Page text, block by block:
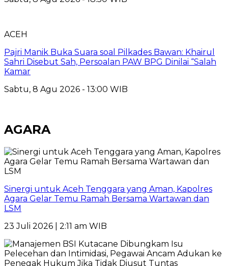
ACEH
Pajri Manik Buka Suara soal Pilkades Bawan: Khairul
Sahri Disebut Sah, Persoalan PAW BPG Dinilai “Salah
Kamar
Sabtu, 8 Agu 2026 - 13:00 WIB
AGARA
Sinergi untuk Aceh Tenggara yang Aman, Kapolres
Agara Gelar Temu Ramah Bersama Wartawan dan
LSM
23 Juli 2026 | 2:11 am WIB